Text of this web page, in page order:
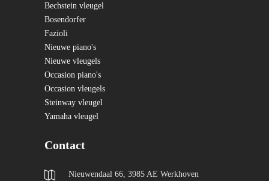
Bechstein vleugel
Bosendorfer
Fazioli
Nieuwe piano's
Nieuwe vleugels
Occasion piano's
Occasion vleugels
Steinway vleugel
Yamaha vleugel
Contact
Nieuwendaal 66, 3985 AE Werkhoven